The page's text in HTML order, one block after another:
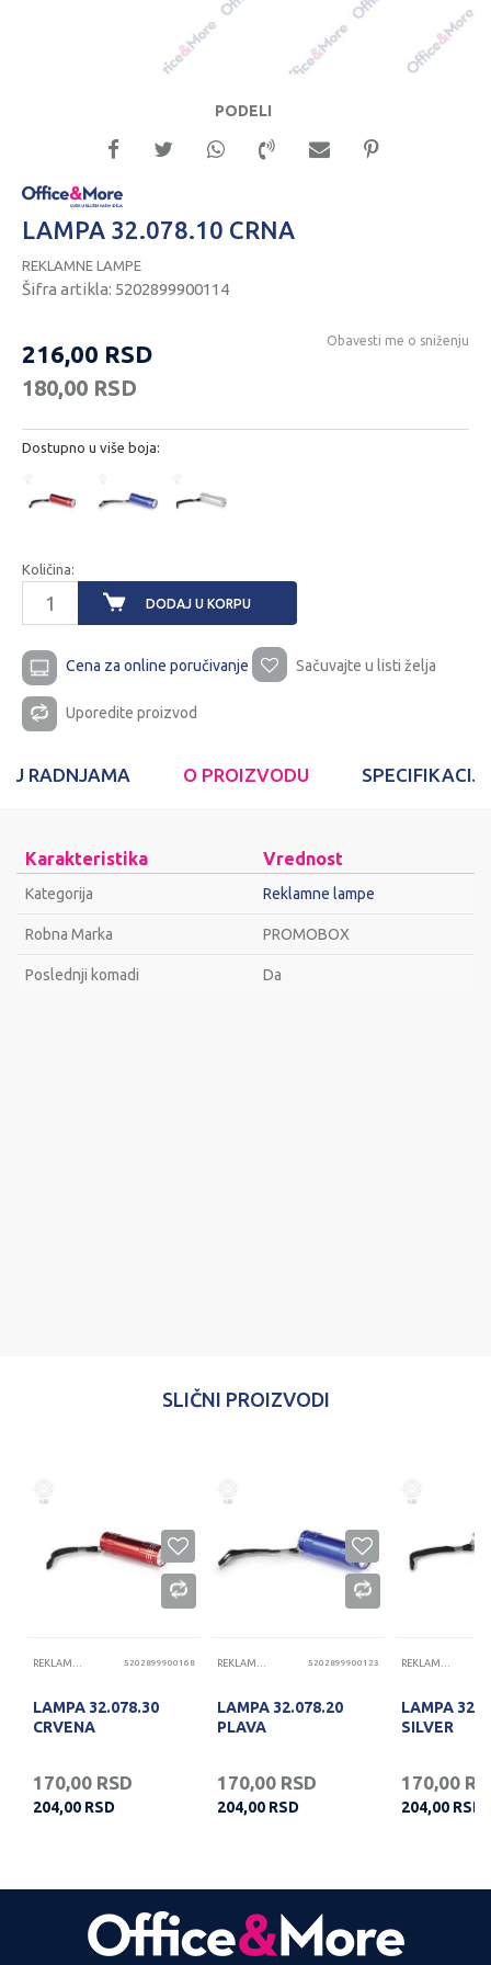
PODELI
LAMPA 32.078.10 CRNA
REKLAMNE LAMPE
Šifra artikla: 5202899900114
216,00 RSD
180,00 RSD
Obavesti me o sniženju
Dostupno u više boja:
Količina:
DODAJ U KORPU
Cena za online poručivanje Sačuvajte u listi želja
Uporedite proizvod
U RADNJAMA O PROIZVODU
Karakteristika Vrednost
Kategorija Reklamne lampe
Robna Marka PROMOBOX
Poslednji komadi Da
SLIČNI PROIZVODI
5202899900168
LAMPA 32.078.30
CRVENA
170,00 RSD
204,00 RSD
5202899900123
LAMPA 32.078.20
PLAVA
170,00 RSD
204,00 RSD
LAMPA
SILVER
170,00
204,00 RSD